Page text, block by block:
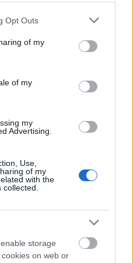
uses one or more Google
behaviour. You may click to
and its third-party tags to
purposes in below Google
Opt Outs
of my
of my
my
Advertising.
Use,
of my
with the
storage
on web or
amik adatlopáshoz vagy
Sajnos ahogy…
a választások